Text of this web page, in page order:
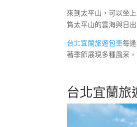
來到太平山，可以坐
賞太平山的雲海與日
台北宜蘭旅遊包車每
著季節展現多種風采
台北宜蘭旅